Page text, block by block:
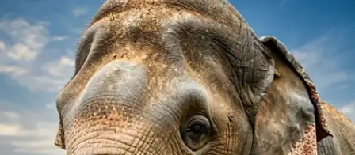
​लाल घेरे में दिखेगा 66​